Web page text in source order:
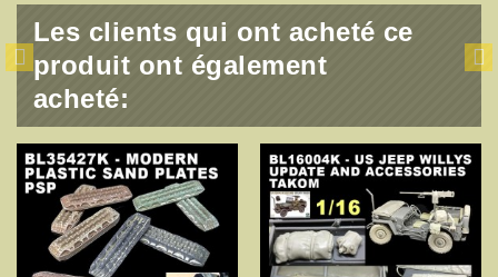
Les clients qui ont acheté ce
produit ont également
acheté: